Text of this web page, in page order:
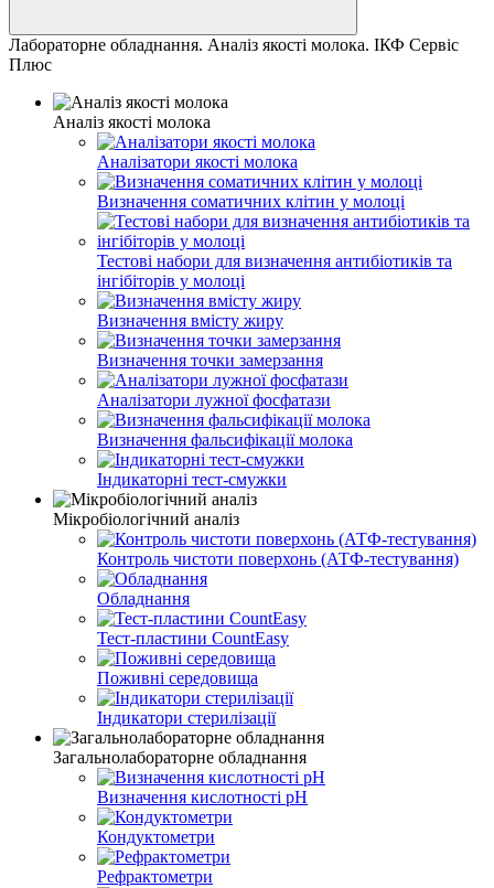
Лабораторне обладнання. Аналіз якості молока. ІКФ Сервіс
Плюс
Аналіз якості молока
Аналізатори якості молока
Визначення соматичних клітин у молоці
Тестові набори для визначення антибіотиків та
інгібіторів у молоці
Визначення вмісту жиру
Визначення точки замерзання
Аналізатори лужної фосфатази
Визначення фальсифікації молока
Індикаторні тест-смужки
Мікробіологічний аналіз
Контроль чистоти поверхонь (АТФ-тестування)
Обладнання
Тест-пластини CountEasy
Поживні середовища
Індикатори стерилізації
Загальнолабораторне обладнання
Визначення кислотності pH
Кондуктометри
Рефрактометри